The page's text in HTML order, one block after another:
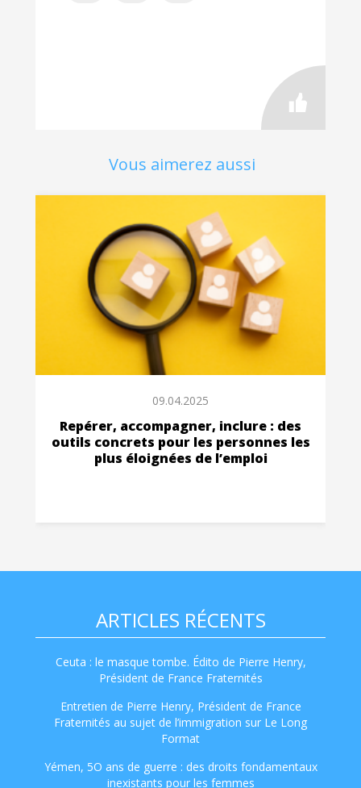
Vous aimerez aussi
09.04.2025
Repérer, accompagner, inclure : des
outils concrets pour les personnes les
plus éloignées de l’emploi
ARTICLES RÉCENTS
Ceuta : le masque tombe. Édito de Pierre Henry,
Président de France Fraternités
Entretien de Pierre Henry, Président de France
Fraternités au sujet de l’immigration sur Le Long
Format
Yémen, 5O ans de guerre : des droits fondamentaux
inexistants pour les femmes